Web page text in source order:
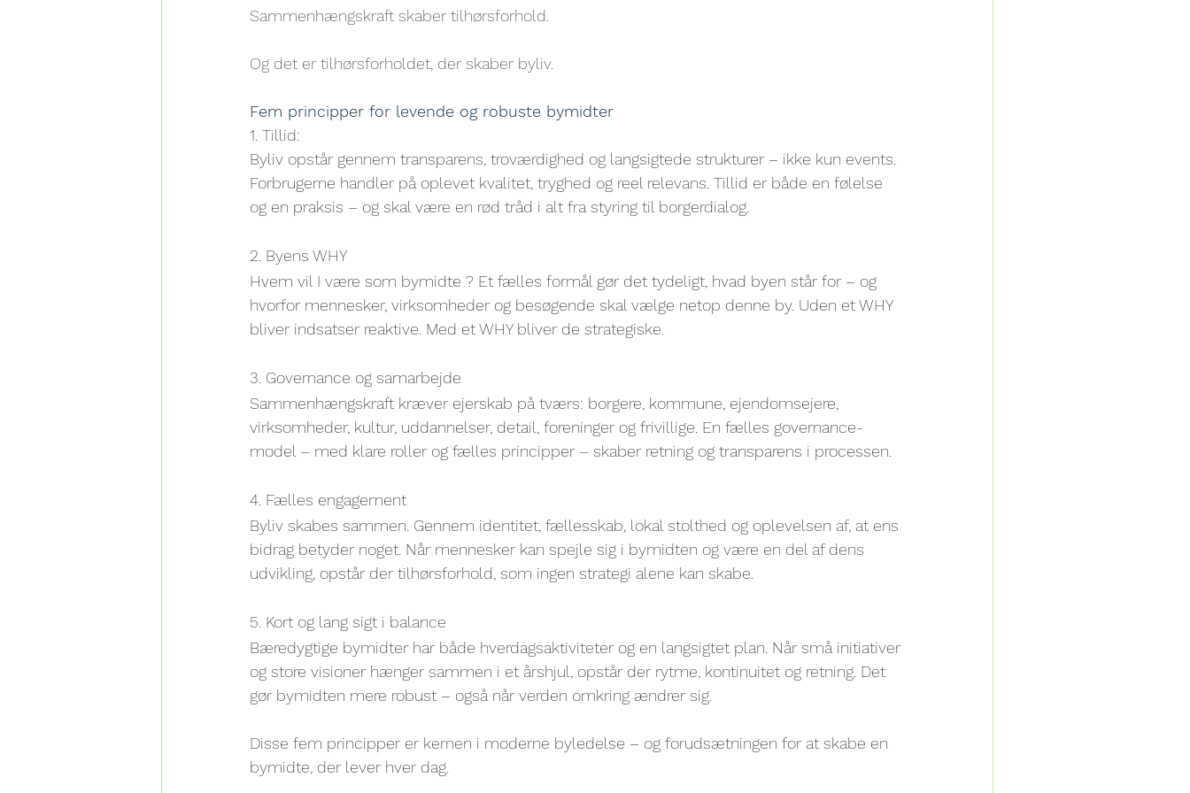
Sammenhængskraft skaber tilhørsforhold.
Og det er tilhørsforholdet, der skaber byliv.
Fem principper for levende og robuste bymidter
1. Tillid:
Byliv opstår gennem transparens, troværdighed og langsigtede strukturer – ikke kun events.
Forbrugerne handler på oplevet kvalitet, tryghed og reel relevans. Tillid er både en følelse
og en praksis – og skal være en rød tråd i alt fra styring til borgerdialog.
2. Byens WHY
Hvem vil I være som bymidte ? Et fælles formål gør det tydeligt, hvad byen står for – og
hvorfor mennesker, virksomheder og besøgende skal vælge netop denne by. Uden et WHY
bliver indsatser reaktive. Med et WHY bliver de strategiske.
3. Governance og samarbejde
Sammenhængskraft kræver ejerskab på tværs: borgere, kommune, ejendomsejere,
virksomheder, kultur, uddannelser, detail, foreninger og frivillige. En fælles governance-
model – med klare roller og fælles principper – skaber retning og transparens i processen.
4. Fælles engagement
Byliv skabes sammen. Gennem identitet, fællesskab, lokal stolthed og oplevelsen af, at ens
bidrag betyder noget. Når mennesker kan spejle sig i bymidten og være en del af dens
udvikling, opstår der tilhørsforhold, som ingen strategi alene kan skabe.
5. Kort og lang sigt i balance
Bæredygtige bymidter har både hverdagsaktiviteter og en langsigtet plan. Når små initiativer
og store visioner hænger sammen i et årshjul, opstår der rytme, kontinuitet og retning. Det
gør bymidten mere robust – også når verden omkring ændrer sig.
Disse fem principper er kernen i moderne byledelse – og forudsætningen for at skabe en
bymidte, der lever hver dag.